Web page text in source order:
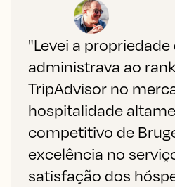
"Levei a propriedade
administrava ao
TripAdvisor no
hospitalidade
competitivo de
excelência no
satisfação dos